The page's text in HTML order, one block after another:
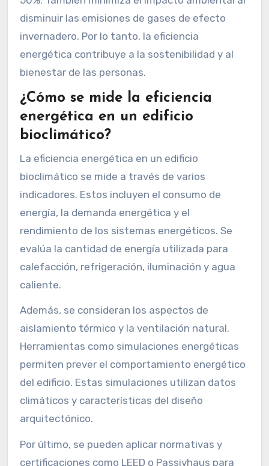
disminuir las emisiones de gases de efecto
invernadero. Por lo tanto, la eficiencia
energética contribuye a la sostenibilidad y al
bienestar de las personas.
¿Cómo se mide la eficiencia
energética en un edificio
bioclimático?
La eficiencia energética en un edificio
bioclimático se mide a través de varios
indicadores. Estos incluyen el consumo de
energía, la demanda energética y el
rendimiento de los sistemas energéticos. Se
evalúa la cantidad de energía utilizada para
calefacción, refrigeración, iluminación y agua
caliente.
Además, se consideran los aspectos de
aislamiento térmico y la ventilación natural.
Herramientas como simulaciones energéticas
permiten prever el comportamiento energético
del edificio. Estas simulaciones utilizan datos
climáticos y características del diseño
arquitectónico.
Por último, se pueden aplicar normativas y
certificaciones como LEED o Passivhaus para